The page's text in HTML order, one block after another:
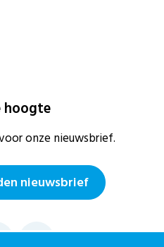
hoogte
onze nieuwsbrief.
nieuwsbrief